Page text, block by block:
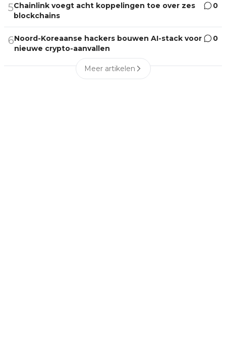
5Chainlink voegt acht koppelingen toe over zes
blockchains
0
6Noord-Koreaanse hackers bouwen AI-stack voor
nieuwe crypto-aanvallen
0
Meer artikelen